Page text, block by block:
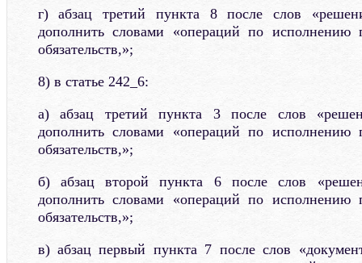
г) абзац третий пункта 8 после слов
дополнить словами «операций по исполнению
обязательств,»;
8) в статье 242_6:
а) абзац третий пункта 3 после слов
дополнить словами «операций по исполнению
обязательств,»;
б) абзац второй пункта 6 после слов
дополнить словами «операций по исполнению
обязательств,»;
в) абзац первый пункта 7 после слов